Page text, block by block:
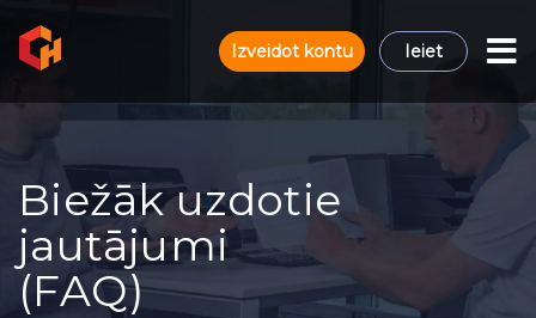
Izveidot kontu Ieiet
Biežāk uzdotie
jautājumi
(FAQ)